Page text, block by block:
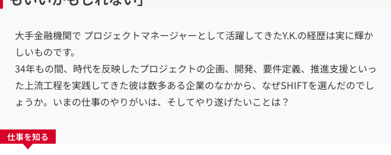
大手金融機関で プロジェクトマネージャーとして活躍してきたY.K.の経歴は実に輝か
しいものです。
34年もの間、時代を反映したプロジェクトの企画、開発、要件定義、推進支援といっ
た上流工程を実践してきた彼は数多ある企業のなかから、なぜSHIFTを選んだのでし
ょうか。いまの仕事のやりがいは、そしてやり遂げたいことは？
仕事を知る